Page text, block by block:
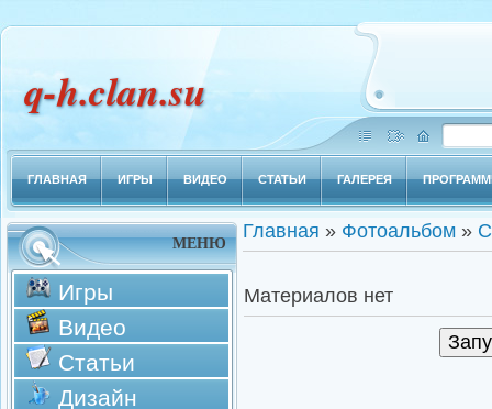
q-h.clan.su
ГЛАВНАЯ ИГРЫ ВИДЕО СТАТЬИ ГАЛЕРЕЯ
МЕНЮ
Игры
Видео
Статьи
Дизайн
Главная » Фотоальбом »
Материалов нет